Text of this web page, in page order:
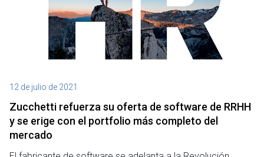
12 de julio de 2021
Zucchetti refuerza su oferta de software de RRHH
y se erige con el portfolio más completo del
mercado